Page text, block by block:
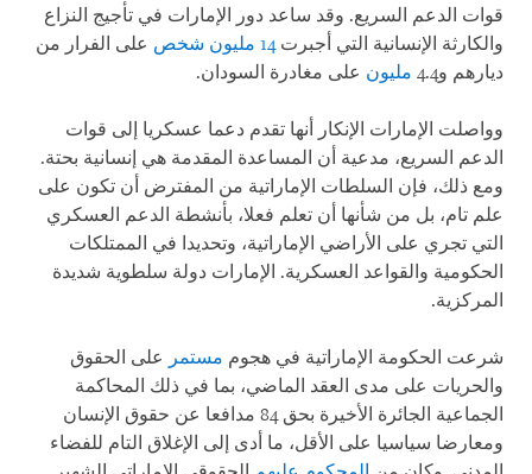
قوات الدعم السريع. وقد ساعد دور الإمارات في تأجيج النزاع
والكارثة الإنسانية التي أجبرت14 مليون شخص
على الفرار من
ديارهم و4.4
مليون على مغادرة السودان.
وواصلت الإمارات الإنكار أنها تقدم دعما عسكريا إلى قوات
الدعم السريع، مدعية أن المساعدة المقدمة هي إنسانية بحتة.
ومع ذلك، فإن السلطات الإماراتية من المفترض أن تكون على
علم تام، بل من شأنها أن تعلم فعلا، بأنشطة الدعم العسكري
التي تجري على الأراضي الإماراتية، وتحديدا في الممتلكات
الحكومية والقواعد العسكرية. الإمارات دولة سلطوية شديدة
المركزية.
شرعت الحكومة الإماراتية في هجوم مستمر على الحقوق
والحريات على مدى العقد الماضي، بما في ذلك المحاكمة
الجماعية الجائرة الأخيرة بحق 84 مدافعا عن حقوق الإنسان
ومعارضا سياسيا على الأقل، ما أدى إلى الإغلاق التام للفضاء